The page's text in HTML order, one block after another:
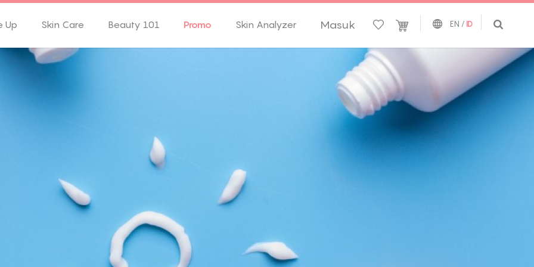
Up Skin Care Beauty 101 Promo Skin Analyzer Masuk EN / ID